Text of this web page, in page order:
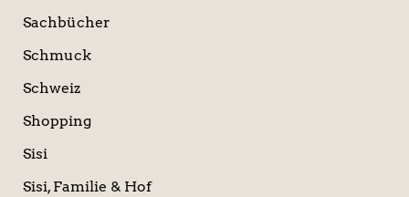
Sachbücher
Schmuck
Schweiz
Shopping
Sisi
Sisi, Familie & Hof